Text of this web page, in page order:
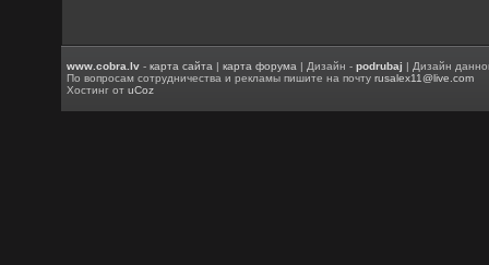
www.cobra.lv -карта сайта |карта форума | Дизайн -podrubaj | Дизайн
По вопросам сотрудничества и рекламы пишите на почтуrusalex11@live.com
Хостинг отuCoz